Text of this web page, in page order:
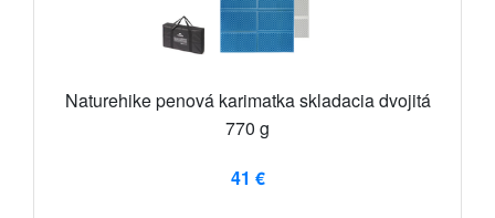
Naturehike penová karimatka skladacia dvojitá
770 g
41 €